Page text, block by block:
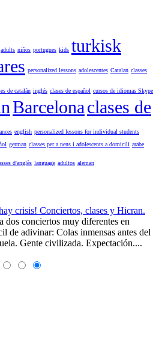
adults niños portugues kids turkisk
personalized lessons adolescentes Catalan classes
de catalán inglés clases de español cursos de idiomas Skype
Barcelonaclases de
english personalized lessons for individual students
german classes per a nens i adolescents a domicili arabe
d'anglès language adultos aleman
crisis! Conciertos, clases y Hicran.
dos conciertos muy diferentes en
de adivinar: Colas inmensas antes del
Gente civilizada. Expectación....